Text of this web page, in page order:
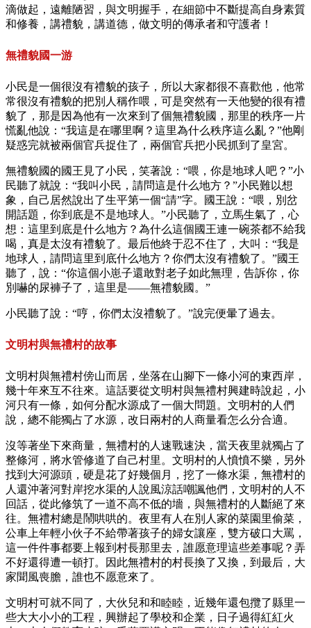
滴做起，遠離陋習，與文明握手，在細節中不斷提高自身素質
和修養，講禮貌，講道德，做文明的傳承者和守護者！
無禮貌國一游
小民是一個很沒有禮貌的孩子，所以大家都很不喜歡他，他常
常很沒有禮貌的把別人稱作喂，可是突然有一天他變的很有禮
貌了，那是因為他有一次來到了個無禮貌國，那里的秩序一片
慌亂他說：“我這是在哪里啊？這里為什么秩序這么亂？”他剛
疑惑完就被兩個官兵捉住了，兩個官兵把小民抓到了皇宮。
無禮貌國的國王見了小民，笑著說：“喂，你是地球人吧？”小
民聽了就說：“我叫小民，請問這是什么地方？”小民難以想
象，自己居然說出了生平第一個“請”字。國王說：“喂，別岔
開話題，你到底是不是地球人。”小民聽了，立馬生氣了，心
想：這里到底是什么地方？為什么這個國王連一碗茶都不給我
喝，真是太沒有禮貌了。最后他終于忍不住了，大叫：“我是
地球人，請問這里到底什么地方？你們太沒有禮貌了。”國王
聽了，說：“你這個小崽子還敢對老子如此無理，告訴你，你
別嚇的尿褲子了，這里是——無禮貌國。”
小民聽了說：“哼，你們太沒禮貌了。”說完便暈了過去。
文明村與無禮村的故事
文明村與無禮村傍山而居，坐落在山腳下一條小河的東西岸，
幾十年來互不往來。這話要從文明村與無禮村興建時說起，小
河只有一條，如何分配水源成了一個大問題。文明村的人們
說，總不能獨占了水源，改日兩村的人商量看怎么分合適。
沒等著坐下來商量，無禮村的人速戰速決，當天夜里就獨占了
整條河，將水管修道了自己村里。文明村的人憤憤不樂，另外
找到大河源頭，硬是花了好幾個月，挖了一條水渠，無禮村的
人還沖著河對岸挖水渠的人說風涼話嘲諷他們，文明村的人不
回話，從此修筑了一道不高不低的墻，與無禮村的人斷絕了來
往。無禮村總是鬧哄哄的。夜里有人在別人家的菜園里偷菜，
公車上年輕小伙子不給帶著孩子的婦女讓座，雙方破口大罵，
這一件件事都要上報到村長那里去，誰愿意理這些差事呢？弄
不好還得遭一頓打。因此無禮村的村長換了又換，到最后，大
家聞風喪膽，誰也不愿意來了。
文明村可就不同了，大伙兒和和睦睦，近幾年還包攬了縣里一
些大大小小的工程，興辦起了學校和企業，日子過得紅紅火